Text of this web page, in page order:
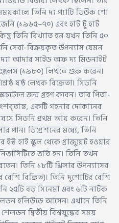
তিনি দ্য প্যাটি ডিউক শো
(১৯৬৫–৭০) এবং হার্ট টু হার্ট
তিনি বিখ্যাত হন যখন তিনি ৫০
সেরা-বিক্রয়কৃত উপন্যাস যেমন
আদার সাইড অফ দ্য মিডনাইট
(১৯৮০) লিখতে শুরু করেন।
ষষ্ঠ লেখক বিক্রেতা। সিডনি
জন্ম গ্রহণ করেন। তার পিতা-
একটি গহনার দোকানের
সিডনি প্রথম আয় করেন। তিনি
পান। ডিপ্রেশনের মধ্যে, তিনি
হাই স্কুল থেকে গ্রাজুয়েট হওয়ার
ভর্তি হন। তিনি তখন
তিনি ১৮টি থ্রিলার উপন্যাসের
বিক্রিত)। তিনি দুশোটির বেশি
২৫টি বড় সিনেমা এবং ৬টি নাটক
হলিউডে আসেন। এখানে তিনি
দ্বিতীয় বিশ্বযুদ্ধের সময়